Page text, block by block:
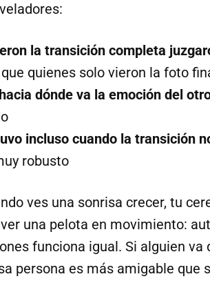
la transición completa
que quienes solo vieron la foto
dónde va la emoción del
incluso cuando la transición
robusto
ves una sonrisa crecer, tu
una pelota en movimiento:
funciona igual. Si alguien va
persona es más amigable que